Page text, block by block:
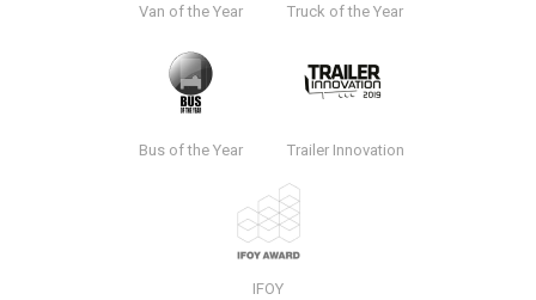
Van of the Year Truck of the Year
Bus of the Year Trailer Innovation
IFOY